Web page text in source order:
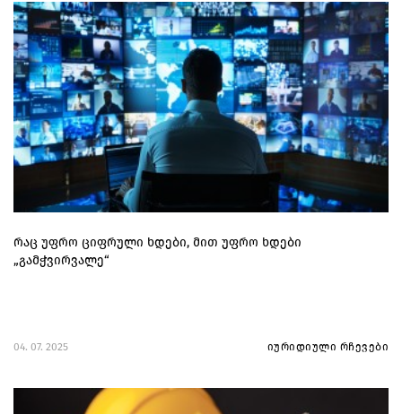
რაც უფრო ციფრული ხდები, მით უფრო ხდები
„გამჭვირვალე“
04. 07. 2025 იურიდიული რჩევები